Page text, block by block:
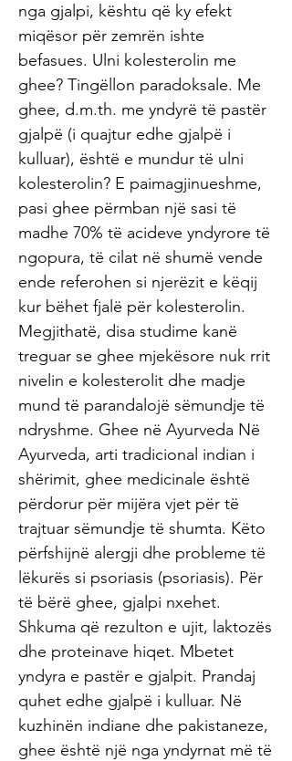
nga gjalpi, kështu që ky efekt
miqësor për zemrën ishte
befasues. Ulni kolesterolin me
ghee? Tingëllon paradoksale. Me
ghee, d.m.th. me yndyrë të pastër
gjalpë (i quajtur edhe gjalpë i
kulluar), është e mundur të ulni
kolesterolin? E paimagjinueshme,
pasi ghee përmban një sasi të
madhe 70% të acideve yndyrore të
ngopura, të cilat në shumë vende
ende referohen si njerëzit e këqij
kur bëhet fjalë për kolesterolin.
Megjithatë, disa studime kanë
treguar se ghee mjekësore nuk rrit
nivelin e kolesterolit dhe madje
mund të parandalojë sëmundje të
ndryshme. Ghee në Ayurveda Në
Ayurveda, arti tradicional indian i
shërimit, ghee medicinale është
përdorur për mijëra vjet për të
trajtuar sëmundje të shumta. Këto
përfshijnë alergji dhe probleme të
lëkurës si psoriasis (psoriasis). Për
të bërë ghee, gjalpi nxehet.
Shkuma që rezulton e ujit, laktozës
dhe proteinave hiqet. Mbetet
yndyra e pastër e gjalpit. Prandaj
quhet edhe gjalpë i kulluar. Në
kuzhinën indiane dhe pakistaneze,
ghee është një nga yndyrnat më të